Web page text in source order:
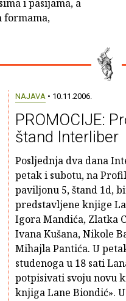
i pasijama, a
formama,
NAJAVA• 10.11.2006.
PROMOCIJE:
štand Interliber
Posljednja dva dana
petak i subotu, na
paviljonu 5, štand 1d,
predstavljene knjige
Igora Mandića, Zlatka
Ivana Kušana, Nikole
Mihajla Pantića. U
studenoga u 18 sati
potpisivati svoju novu
knjiga Lane Biondić».